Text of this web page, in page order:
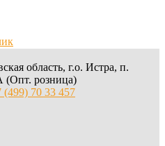
область, г.о. Истра, п.
(Опт. розница)
(499) 70 33 457